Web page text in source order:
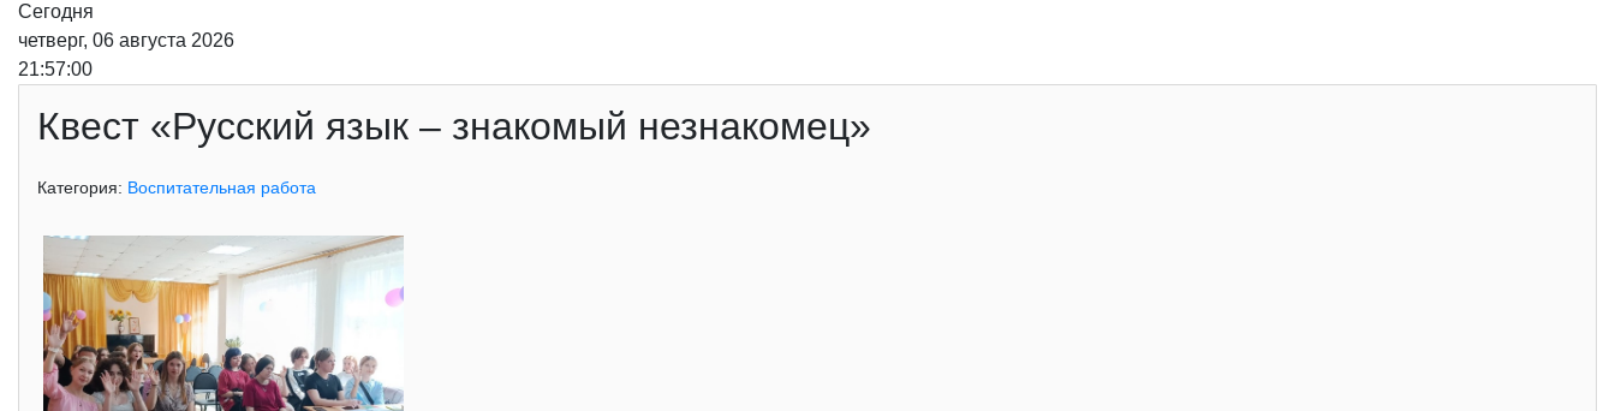
Сегодня
четверг, 06 августа 2026
21:57:01
Квест «Русский язык – знакомый незнакомец»
Категория: Воспитательная работа